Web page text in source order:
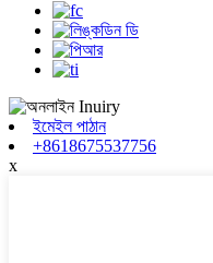
ইমেইল পাঠান
+8618675537756
x